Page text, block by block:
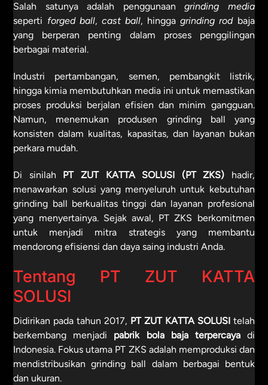
Salah satunya adalah penggunaangrinding media
seperti forged ball, cast ball, hinggagrinding rodbaja
yang berperan penting dalam proses penggilingan
berbagai material.
Industri pertambangan, semen, pembangkit listrik,
hingga kimia membutuhkan media ini untuk memastikan
proses produksi berjalan efisien dan minim gangguan.
Namun, menemukan produsen grinding ball yang
konsisten dalam kualitas, kapasitas, dan layanan bukan
perkara mudah.
Di sinilah PT ZUT KATTA SOLUSI (PT ZKS) hadir,
menawarkan solusi yang menyeluruh untuk kebutuhan
grinding ball berkualitas tinggi dan layanan profesional
yang menyertainya. Sejak awal, PT ZKS berkomitmen
untuk menjadi mitra strategis yang membantu
mendorong efisiensi dan daya saing industri Anda.
Tentang PT ZUT KATTA
SOLUSI
Didirikan pada tahun 2017, PT ZUT KATTA SOLUSItelah
berkembang menjadi pabrik bola baja terpercayadi
Indonesia. Fokus utama PT ZKS adalah memproduksi dan
mendistribusikan grinding ball dalam berbagai bentuk
dan ukuran.